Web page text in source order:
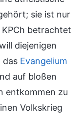
sie ist nur
betrachtet
diejenigen
das Evangelium
auf bloßen
entkommen zu
Volkskrieg